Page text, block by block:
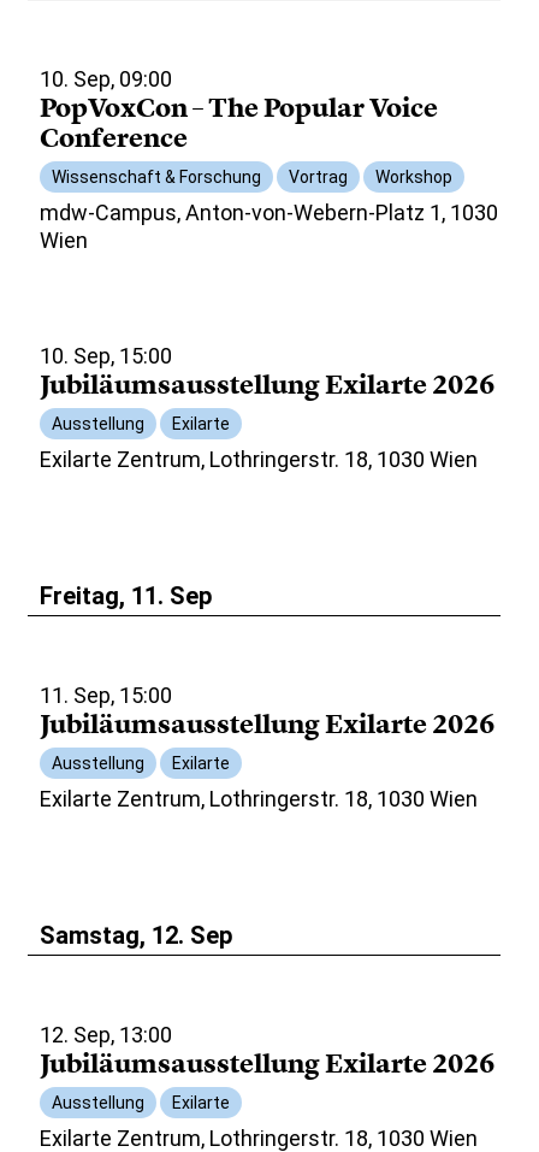
10. Sep, 09:00
PopVoxCon – The Popular Voice
Conference
Wissenschaft & Forschung Vortrag Workshop
mdw-Campus, Anton-von-Webern-Platz 1, 1030
Wien
10. Sep, 15:00
Jubiläumsausstellung Exilarte 2026
Ausstellung Exilarte
Exilarte Zentrum, Lothringerstr. 18, 1030 Wien
Freitag, 11. Sep
11. Sep, 15:00
Jubiläumsausstellung Exilarte 2026
Ausstellung Exilarte
Exilarte Zentrum, Lothringerstr. 18, 1030 Wien
Samstag, 12. Sep
12. Sep, 13:00
Jubiläumsausstellung Exilarte 2026
Ausstellung Exilarte
Exilarte Zentrum, Lothringerstr. 18, 1030 Wien